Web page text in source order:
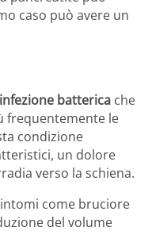
caso può avere un
infezione batterica che
frequentemente le
condizione
un dolore
verso la schiena.
come bruciore
del volume